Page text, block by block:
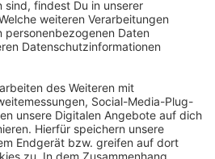
aus unserer Stadt
Null-Toleranz Politik
lockt viele Besucher an
in Leverkusen gehen weiter